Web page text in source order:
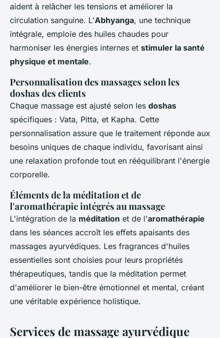
aident à relâcher les tensions et améliorer la
circulation sanguine. L'Abhyanga, une technique
intégrale, emploie des huiles chaudes pour
harmoniser les énergies internes et stimuler la santé
physique et mentale.
Personnalisation des massages selon les
doshas des clients
Chaque massage est ajusté selon les doshas
spécifiques : Vata, Pitta, et Kapha. Cette
personnalisation assure que le traitement réponde aux
besoins uniques de chaque individu, favorisant ainsi
une relaxation profonde tout en rééquilibrant l'énergie
corporelle.
Éléments de la méditation et de
l'aromathérapie intégrés au massage
L'intégration de la méditation et de l'aromathérapie
dans les séances accroît les effets apaisants des
massages ayurvédiques. Les fragrances d'huiles
essentielles sont choisies pour leurs propriétés
thérapeutiques, tandis que la méditation permet
d'améliorer le bien-être émotionnel et mental, créant
une véritable expérience holistique.
Services de massage ayurvédique